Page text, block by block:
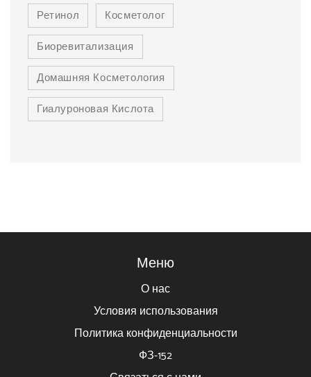
Ретинол
Косметолог
Биоревитализация
Домашняя Косметология
Гиалуроновая Кислота
Меню
О нас
Условия использования
Политика конфиденциальности
ФЗ-152